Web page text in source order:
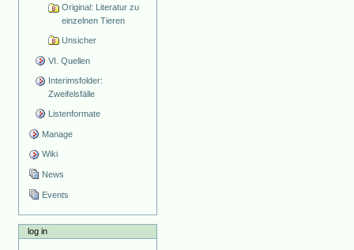
Original: Literatur zu
einzelnen Tieren
Unsicher
VI. Quellen
Interimsfolder:
Zweifelsfälle
Listenformate
Manage
Wiki
News
Events
log in